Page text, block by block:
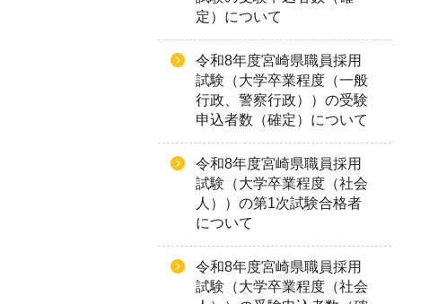
定）について
令和8年度宮崎県職員採用
試験（大学卒業程度（一般
行政、警察行政））の受験
申込者数（確定）について
令和8年度宮崎県職員採用
試験（大学卒業程度（社会
人））の第1次試験合格者
について
令和8年度宮崎県職員採用
試験（大学卒業程度（社会